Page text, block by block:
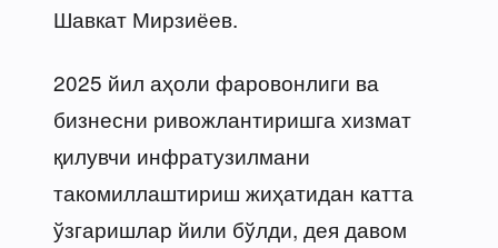
Шавкат Мирзиёев.
2025 йил аҳоли фаровонлиги ва
бизнесни ривожлантиришга хизмат
қилувчи инфратузилмани
такомиллаштириш жиҳатидан катта
ўзгаришлар йили бўлди, дея давом